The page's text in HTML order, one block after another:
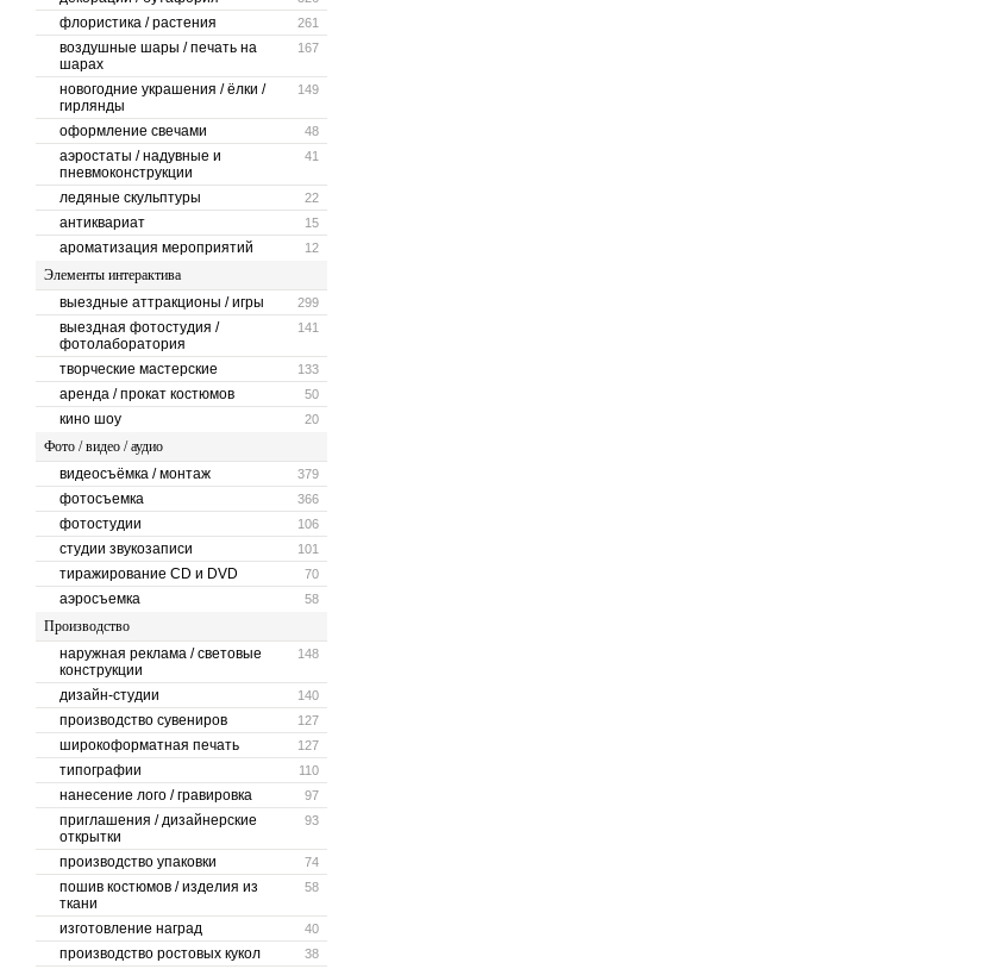
261
флористика / растения
167
воздушные шары / печать на
шарах
149
новогодние украшения / ёлки /
гирлянды
48
оформление свечами
41
аэростаты / надувные и
пневмоконструкции
22
ледяные скульптуры
15
антиквариат
12
ароматизация мероприятий
Элементы интерактива
299
выездные аттракционы / игры
141
выездная фотостудия /
фотолаборатория
133
творческие мастерские
50
аренда / прокат костюмов
20
кино шоу
Фото / видео / аудио
379
видеосъёмка / монтаж
366
фотосъемка
106
фотостудии
101
студии звукозаписи
70
тиражирование CD и DVD
58
аэросъемка
Производство
148
наружная реклама / световые
конструкции
140
дизайн-студии
127
производство сувениров
127
широкоформатная печать
110
типографии
97
нанесение лого / гравировка
93
приглашения / дизайнерские
открытки
74
производство упаковки
58
пошив костюмов / изделия из
ткани
40
изготовление наград
38
производство ростовых кукол